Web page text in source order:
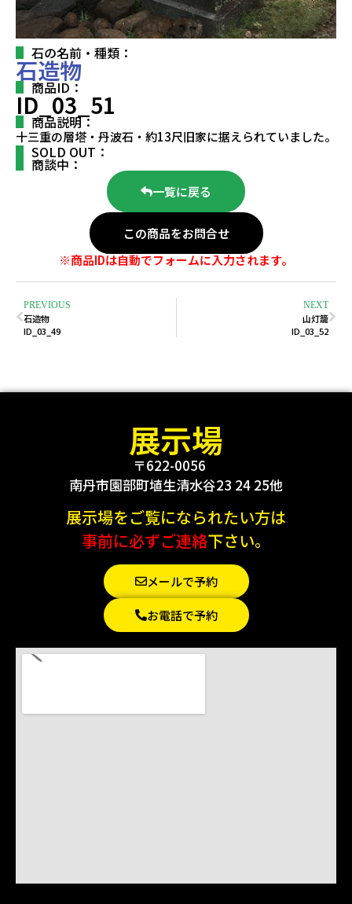
石の名前・種類：
石造物
商品ID：
ID_03_51
商品説明：
十三重の層塔・丹波石・約13尺旧家に据えられていました。
SOLD OUT：
商談中：
一覧に戻る
この商品をお問合せ
※商品IDは自動でフォームに入力されます。
PREVIOUS
石造物
ID_03_49
NEXT
山灯籠
ID_03_52
展示場
〒622-0056
南丹市園部町埴生清水谷23 24 25他
展示場をご覧になられたい方は
事前に必ずご連絡下さい。
メールで予約
お電話で予約